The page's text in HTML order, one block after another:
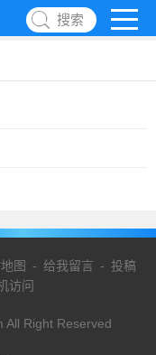
搜索
图 - 给我留言 - 投稿
访问
All Right Reserved